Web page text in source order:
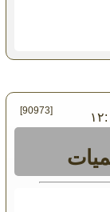
- ٢٠١٩ ١٢:٠٠ [90973]